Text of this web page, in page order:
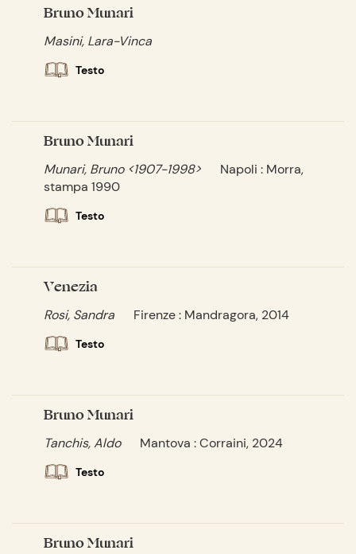
Bruno Munari
Masini, Lara-Vinca
Testo
Bruno Munari
Munari, Bruno <1907-1998>
Napoli : Morra,
stampa 1990
Testo
Venezia
Rosi, Sandra Firenze : Mandragora, 2014
Testo
Bruno Munari
Tanchis, Aldo Mantova : Corraini, 2024
Testo
Bruno Munari